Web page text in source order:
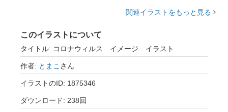
関連イラストをもっと見る
このイラストについて
タイトル: コロナウィルス イメージ イラスト
作者: とまこ さん
イラストのID: 1875346
ダウンロード: 238回